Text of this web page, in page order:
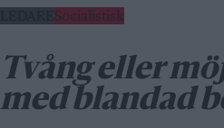
Socialistisk
Tvång eller
med blandad